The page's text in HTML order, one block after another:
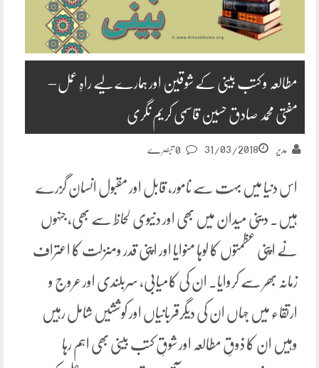
مطالعہ و کتب بینی کے شوقین اور ہمارے لیے راہِ عمل –
مفتی محمد صادق حسین قاسمی کریم نگری
مدیر 31/03/2018
اس دنیا میں بہت سے نامور، قابل اور مقبول انسان گزرے
ہیں. دینی میدان میں بھی اور دنیوی لحاظ سے بھی، جنہوں
نے اپنی عظمتوں کا لوہا منوایا اور اپنی قدر ومنزلت کا اعتراف
زمانہ بھر سے کروایا۔ ان کی کامیابی، سربلندی اور عروج و
ارتقاء میں جہاں ان کی دیگرقربانیاں اور کوششیں شامل رہیں
وہیں ان کا ذوقِ مطالعہ اور شوقِ کتب بینی بھی اہم رہا